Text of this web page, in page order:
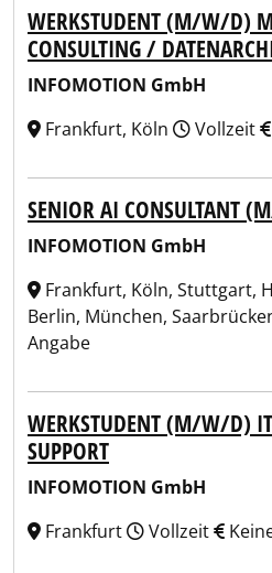
WERKSTUDENT (M/W/D)
CONSULTING /
INFOMOTION GmbH
Frankfurt, Köln
Vollzeit
SENIOR AI CONSULTANT
INFOMOTION GmbH
Frankfurt, Köln, Stuttgart,
Berlin, München,
Angabe
WERKSTUDENT (M/W/D)
SUPPORT
INFOMOTION GmbH
Frankfurt
Vollzeit